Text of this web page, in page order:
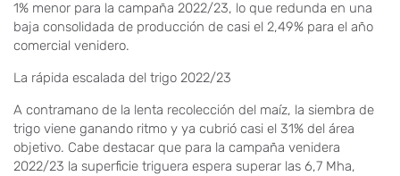
1% menor para la campaña 2022/23, lo que redunda en una
baja consolidada de producción de casi el 2,49% para el año
comercial venidero.
La rápida escalada del trigo 2022/23
A contramano de la lenta recolección del maíz, la siembra de
trigo viene ganando ritmo y ya cubrió casi el 31% del área
objetivo. Cabe destacar que para la campaña venidera
2022/23 la superficie triguera espera superar las 6,7 Mha,